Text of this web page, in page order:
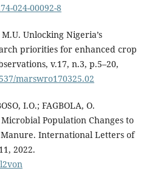
024-00092-8
Unlocking Nigeria’s
priorities for enhanced crop
v.17, n.3, p.5–20,
marswro170325.02
I.O.; FAGBOLA, O.
Population Changes to
International Letters of
2022.